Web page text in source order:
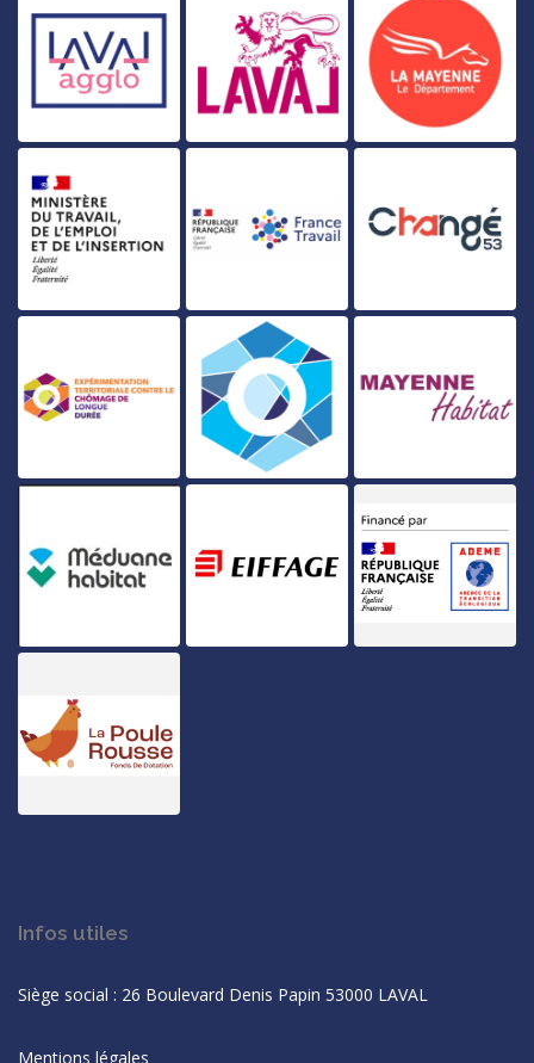
Infos utiles
Siège social : 26 Boulevard Denis Papin 53000 LAVAL
Mentions légales